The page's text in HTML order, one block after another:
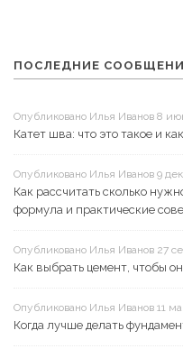
ПОСЛЕДНИЕ
Опубликовано Илья Иванов 8
Катет шва: что это такое и
Опубликовано Илья Иванов 9 дек
Как рассчитать сколько
формула и практические
Опубликовано Илья Иванов 27
Как выбрать цемент, чтобы
Опубликовано Илья Иванов 11
Когда лучше делать